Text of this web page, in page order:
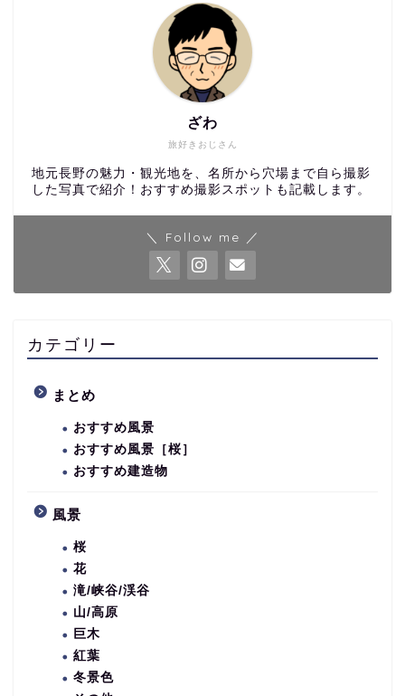
旅好きおじさん
ざわ
地元長野の魅力・観光地を、名所から穴場まで自ら撮影
した写真で紹介！おすすめ撮影スポットも記載します。
＼ Follow me ／
カテゴリー
まとめ
おすすめ風景
おすすめ風景［桜］
おすすめ建造物
風景
桜
花
滝/峡谷/渓谷
山/高原
巨木
紅葉
冬景色